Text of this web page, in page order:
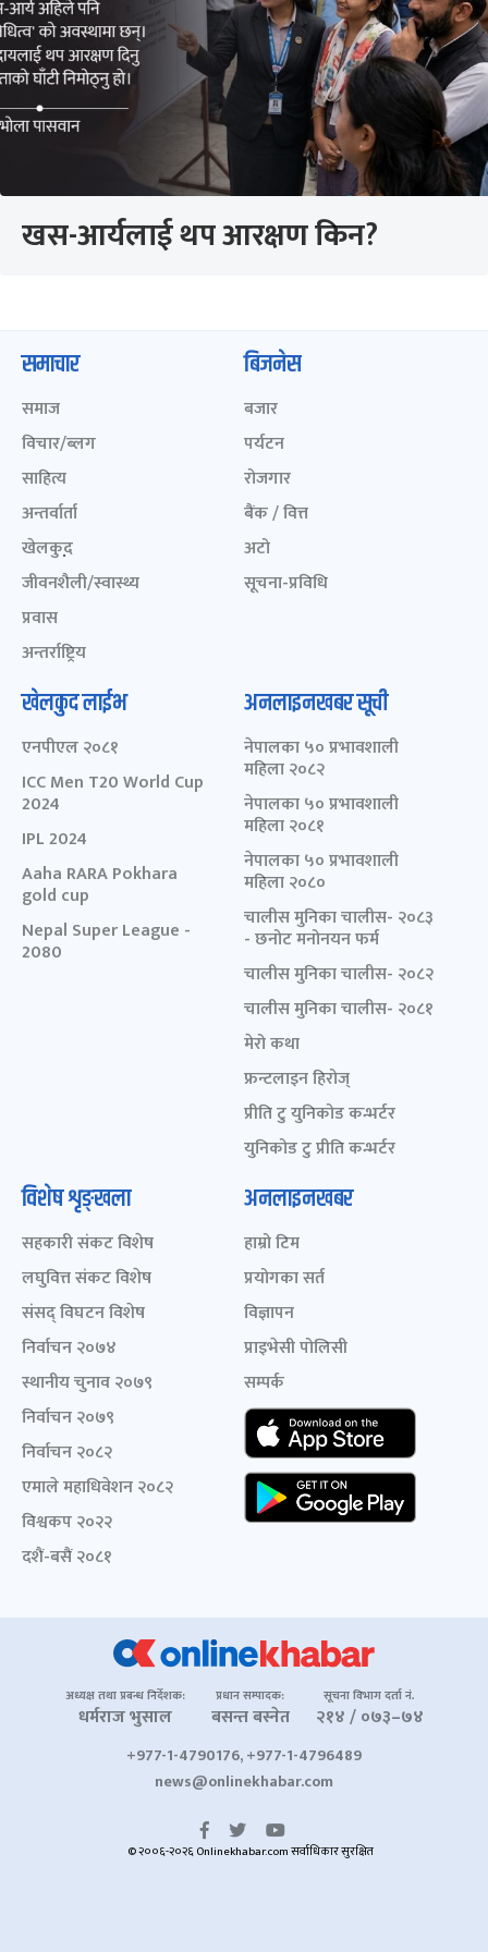
खस-आर्यलाई थप आरक्षण किन?
समाचार
समाज
विचार/ब्लग
साहित्य
अन्तर्वार्ता
खेलकुद़़
जीवनशैली/स्वास्थ्य
प्रवास
अन्तर्राष्ट्रिय
बिजनेस
बजार
पर्यटन
रोजगार
बैंक / वित्त
अटो
सूचना-प्रविधि
खेलकुद लाईभ
एनपीएल २०८१
ICC Men T20 World Cup
2024
IPL 2024
Aaha RARA Pokhara
gold cup
Nepal Super League -
2080
अनलाइनखबर सूची
नेपालका ५० प्रभावशाली
महिला २०८२
नेपालका ५० प्रभावशाली
महिला २०८१
नेपालका ५० प्रभावशाली
महिला २०८०
चालीस मुनिका चालीस- २०८३
- छनोट मनोनयन फर्म
चालीस मुनिका चालीस- २०८२
चालीस मुनिका चालीस- २०८१
मेरो कथा
फ्रन्टलाइन हिरोज्
प्रीति टु युनिकोड कन्भर्टर
युनिकोड टु प्रीति कन्भर्टर
विशेष शृङ्खला
सहकारी संकट विशेष
लघुवित्त संकट विशेष
संसद् विघटन विशेष
निर्वाचन २०७४
स्थानीय चुनाव २०७९
निर्वाचन २०७९
निर्वाचन २०८२
एमाले महाधिवेशन २०८२
विश्वकप २०२२
दशैं-बसैं २०८१
अनलाइनखबर
हाम्रो टिम
प्रयोगका सर्त
विज्ञापन
प्राइभेसी पोलिसी
सम्पर्क
अध्यक्ष तथा प्रबन्ध निर्देशक:
धर्मराज भुसाल
प्रधान सम्पादक:
बसन्त बस्नेत
सूचना विभाग दर्ता नं.
२१४ / ०७३–७४
+977-1-4790176, +977-1-4796489
news@onlinekhabar.com
© २००६-२०२६ Onlinekhabar.com सर्वाधिकार सुरक्षित